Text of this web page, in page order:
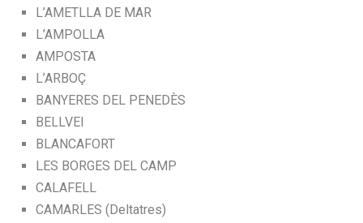
L’AMETLLA DE MAR
L’AMPOLLA
AMPOSTA
L’ARBOÇ
BANYERES DEL PENEDÈS
BELLVEI
BLANCAFORT
LES BORGES DEL CAMP
CALAFELL
CAMARLES (Deltatres)